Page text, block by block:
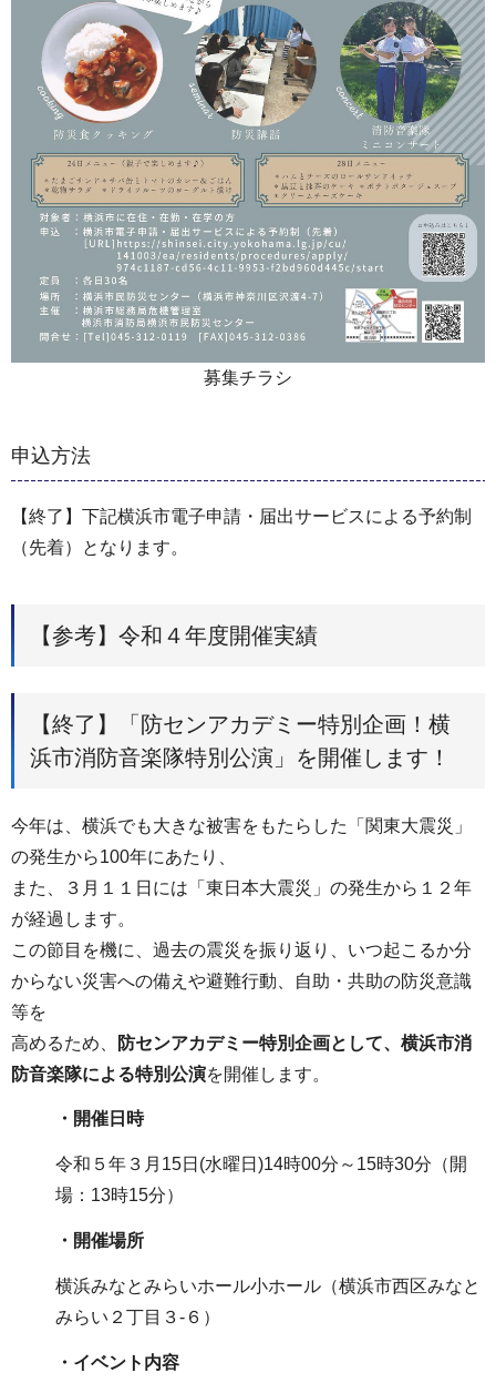
募集チラシ
申込方法
【終了】下記横浜市電子申請・届出サービスによる予約制
（先着）となります。
【参考】令和４年度開催実績
【終了】「防センアカデミー特別企画！横
浜市消防音楽隊特別公演」を開催します！
今年は、横浜でも大きな被害をもたらした「関東大震災」
の発生から100年にあたり、
また、３月１１日には「東日本大震災」の発生から１２年
が経過します。
この節目を機に、過去の震災を振り返り、いつ起こるか分
からない災害への備えや避難行動、自助・共助の防災意識
等を
高めるため、
防センアカデミー特別企画として、横浜市消
防音楽隊による特別公演を開催します。
・開催日時
令和５年３月15日(水曜日)14時00分～15時30分（開
場：13時15分）
・開催場所
横浜みなとみらいホール小ホール（横浜市西区みなと
みらい２丁目３-６）
・イベント内容